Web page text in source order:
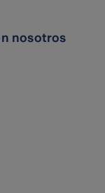
nosotros